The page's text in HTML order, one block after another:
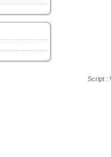
Script :